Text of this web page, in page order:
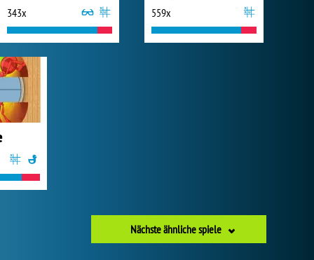
343x 559x
Nächste ähnliche spiele